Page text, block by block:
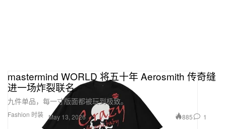
Fashion 时装
mastermind WORLD 将五十年 Aerosmith 传奇缝
进一场炸裂联名
九件单品，每一寸版面都被玩到极致。
May 13, 2026 885 1